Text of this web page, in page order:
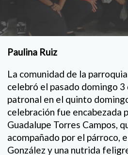
Paulina Ruiz
La comunidad de la
celebró el pasado domingo
patronal en el quinto
celebración fue encabezada
Guadalupe Torres Campos,
acompañado por el párroco,
González y una nutrida